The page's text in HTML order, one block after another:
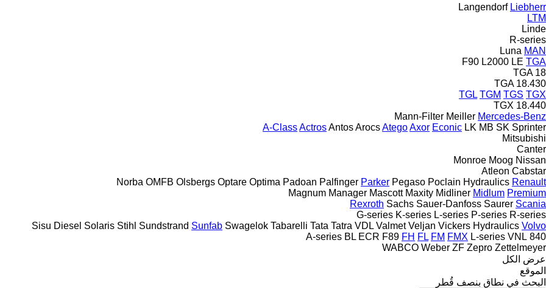
Langendorf Liebherr
LTM
Linde
R-series
Luna MAN
F90 L2000 LE TGA
TGA 18
TGA 18.430
TGL TGM TGS TGX
TGX 18.440
Mann-Filter Meiller Mercedes-Benz
A-ClassActrosAntosArocsAtegoAxor Econic LK MB SK Sprinter
Mitsubishi
Canter
Monroe Moog Nissan
Atleon Cabstar
Norba OMFB Olsbergs Optare Optima Padoan Palfinger Parker Pegaso Poclain Hydraulics Renault
Magnum Manager Mascott Maxity Midliner Midlum Premium
Rexroth Sachs Sauer-Danfoss Saurer Scania
G-series K-series L-series P-series R-series
Sisu Diesel Solaris Stihl Sundstrand Sunfab Swagelok Tabarelli Tata Tatra VDL Valmet Veljan Vickers Hydraulics Volvo
840
A-series BL ECR F89 FH FL FM FMX L-series VNL
WABCO Weber ZF Zepro Zettelmeyer
عرض الكل
الموقع
البحث في نطاق بنصف قُطر